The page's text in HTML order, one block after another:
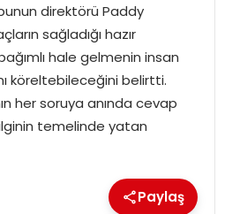
direktörü Paddy
sağladığı hazır
hale gelmenin insan
köreltebileceğini belirtti.
her soruya anında cevap
temelinde yatan
Paylaş